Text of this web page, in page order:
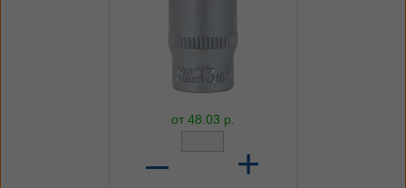
от 48.03 р.
– +